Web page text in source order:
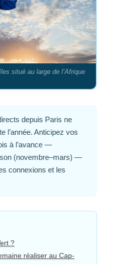
situé au large de l’Afrique
depuis Paris ne
l’année. Anticipez vos
à l’avance —
(novembre–mars) —
connexions et les
?
réaliser au Cap-